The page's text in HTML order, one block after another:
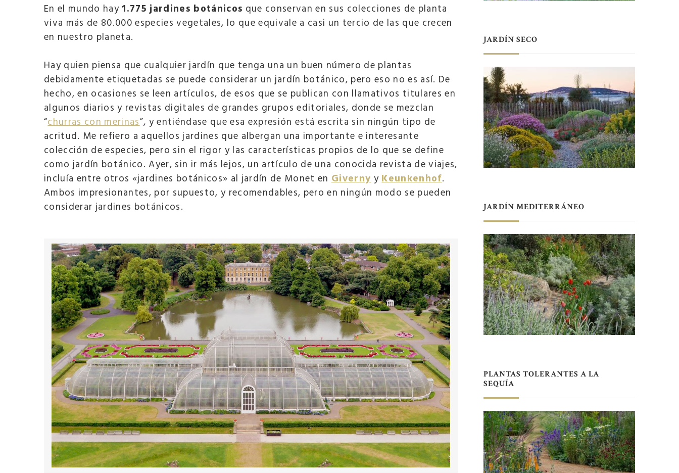
En el mundo hay1.775 jardines botánicos que conservan en sus colecciones de planta
viva más de 80.000 especies vegetales, lo que equivale a casi un tercio de las que crecen
en nuestro planeta.
Hay quien piensa que cualquier jardín que tenga una un buen número de plantas
debidamente etiquetadas se puede considerar un jardín botánico, pero eso no es así. De
hecho, en ocasiones se leen artículos, de esos que se publican con llamativos titulares en
algunos diarios y revistas digitales de grandes grupos editoriales, donde se mezclan
“churras con merinas”, y entiéndase que esa expresión está escrita sin ningún tipo de
acritud. Me refiero a aquellos jardines que albergan una importante e interesante
colección de especies, pero sin el rigor y las características propios de lo que se define
como jardín botánico. Ayer, sin ir más lejos, un artículo de una conocida revista de viajes,
incluía entre otros «jardines botánicos» al jardín de Monet enGivernyyKeunkenhof.
Ambos impresionantes, por supuesto, y recomendables, pero en ningún modo se pueden
considerar jardines botánicos.
JARDÍN SECO
JARDÍN MEDITERRÁNEO
PLANTAS TOLERANTES A LA
SEQUÍA